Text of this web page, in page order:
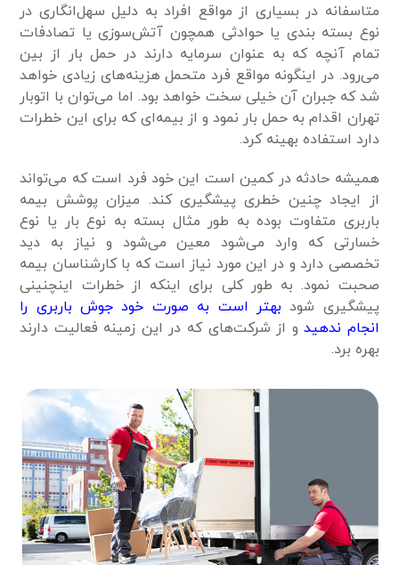
متاسفانه در بسیاری از مواقع افراد به دلیل سهل‌انگاری در
نوع بسته بندی یا حوادثی همچون آتش‌سوزی یا تصادفات
تمام آنچه که به عنوان سرمایه دارند در حمل بار از بین
می‌رود. در اینگونه مواقع فرد متحمل هزینه‌های زیادی خواهد
شد که جبران آن خیلی سخت خواهد بود. اما می‌توان با اتوبار
تهران اقدام به حمل بار نمود و از بیمه‌ای که برای این خطرات
دارد استفاده بهینه کرد.
همیشه حادثه در کمین است این خود فرد است که می‌تواند
از ایجاد چنین خطری پیشگیری کند. میزان پوشش بیمه
باربری متفاوت بوده به طور مثال بسته به نوع بار یا نوع
خسارتی که وارد می‌شود معین می‌شود و نیاز به دید
تخصصی دارد و در این مورد نیاز است که با کارشناسان بیمه
صحبت نمود. به طور کلی برای اینکه از خطرات اینچنینی
پیشگیری شود بهتر است به صورت خود جوش باربری را
انجام ندهیدو از شرکت‌های که در این زمینه فعالیت دارند
بهره برد.